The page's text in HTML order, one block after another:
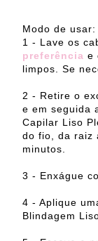
Modo de usar:
1 - Lave os
preferência e
limpos. Se
2 - Retire o
e em seguida
Capilar Liso
do fio, da raiz
minutos.
3 - Enxágue
4 - Aplique
Blindagem